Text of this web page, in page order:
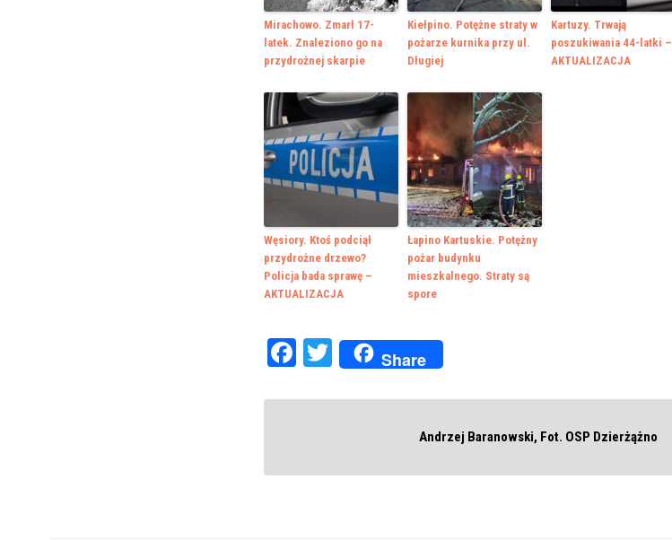
Mirachowo. Zmarł 17-
latek. Znaleziono go na
przydrożnej skarpie
Kiełpino. Potężne straty w
pożarze kurnika przy ul.
Długiej
Kartuzy. Trwają
poszukiwania 44-latki –
AKTUALIZACJA
Węsiory. Ktoś podciął
przydrożne drzewo?
Policja bada sprawę –
AKTUALIZACJA
Łapino Kartuskie. Potężny
pożar budynku
mieszkalnego. Straty są
spore
Facebook
Twitter
Share
Andrzej Baranowski, Fot. OSP Dzierżążno